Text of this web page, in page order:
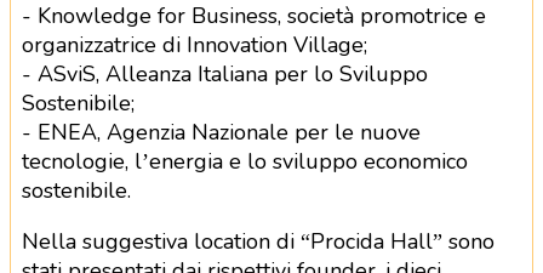
- Knowledge for Business, società promotrice e
organizzatrice di Innovation Village;
- ASviS, Alleanza Italiana per lo Sviluppo
Sostenibile;
- ENEA, Agenzia Nazionale per le nuove
tecnologie, l’energia e lo sviluppo economico
sostenibile.
Nella suggestiva location di “Procida Hall” sono